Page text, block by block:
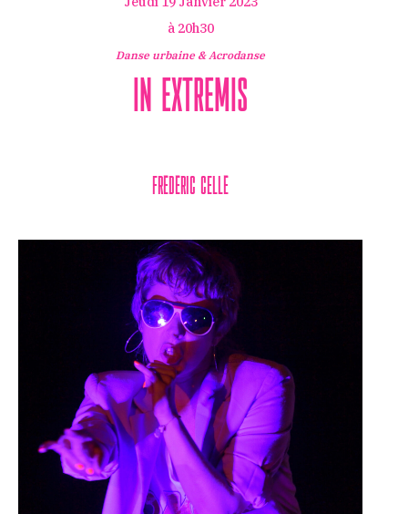
à 20h30
Danse urbaine & Acrodanse
In Extremis
Frédéric Cellé